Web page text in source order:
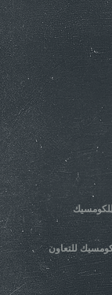
للكومسيك
للتعاون